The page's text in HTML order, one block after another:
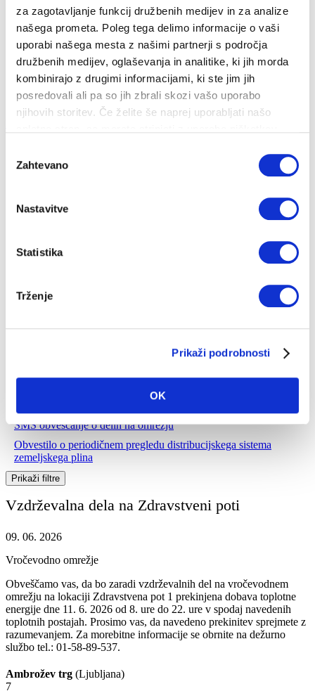
za zagotavljanje funkcij družbenih medijev in za analize
našega prometa. Poleg tega delimo informacije o vaši
uporabi našega mesta z našimi partnerji s področja
družbenih medijev, oglaševanja in analitike, ki jih morda
kombinirajo z drugimi informacijami, ki ste jim jih
posredovali ali pa so jih zbrali skozi vašo uporabo
njihovih storitev. Če želite še naprej uporabljati našo
soglasja
Zahtevano
Nastavitve
Statistika
Trženje
Prikaži podrobnosti
OK
CENIKI IN DOKUMENTI
PRIJAVA NA OBVEŠČANJE
RAZLAGA RAČUNA
naslovu. Obveščanje poteka preko brezplačnih SMS
sporočil za energenta plin in toplota. Naročite se lahko
Vsi energenti
SMS obveščanje o delih na omrežju
Obvestilo o periodičnem pregledu distribucijskega sistema
zemeljskega plina
Prikaži filtre
Vzdrževalna dela na Zdravstveni poti
09. 06. 2026
Vročevodno omrežje
Obveščamo vas, da bo zaradi vzdrževalnih del na vročevodnem
omrežju na lokaciji Zdravstvena pot 1 prekinjena dobava toplotne
energije dne 11. 6. 2026 od 8. ure do 22. ure v spodaj navedenih
toplotnih postajah. Prosimo vas, da navedeno prekinitev sprejmete z
razumevanjem. Za morebitne informacije se obrnite na dežurno
službo tel.: 01-58-89-537.
Ambrožev trg (Ljubljana)
7